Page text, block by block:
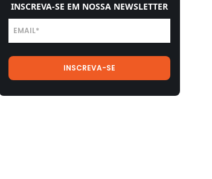
INSCREVA-SE EM NOSSA NEWSLETTER